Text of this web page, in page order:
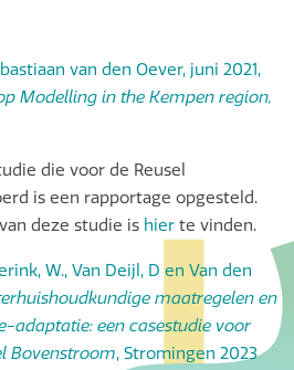
van den Oever, juni 2021,
Modelling in the Kempen region,
die voor de Reusel
is een rapportage opgesteld.
deze studie is hier te vinden.
W., Van Deijl, D en Van den
maatregelen en
adaptatie: een casestudie voor
Bovenstroom, Stromingen 2023